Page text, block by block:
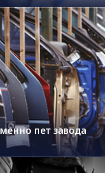
пет завода